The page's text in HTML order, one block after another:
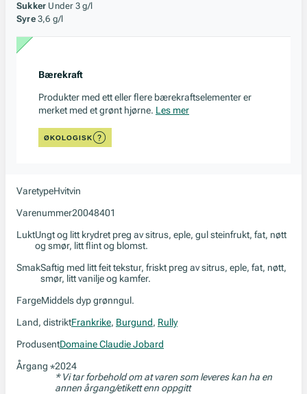
Sukker Under 3 g/l
Syre 3,6 g/l
Bærekraft
Produkter med ett eller flere bærekraftselementer er
merket med et grønt hjørne. Les mer
ØKOLOGISK
VaretypeHvitvin
Varenummer20048401
LuktUngt og litt krydret preg av sitrus, eple, gul steinfrukt, fat, nøtt
og smør, litt flint og blomst.
SmakSaftig med litt feit tekstur, friskt preg av sitrus, eple, fat, nøtt,
smør, litt vanilje og kamfer.
FargeMiddels dyp grønngul.
Land, distriktFrankrike, Burgund, Rully
ProdusentDomaine Claudie Jobard
Årgang *2024
* Vi tar forbehold om at varen som leveres kan ha en
annen årgang/etikett enn oppgitt